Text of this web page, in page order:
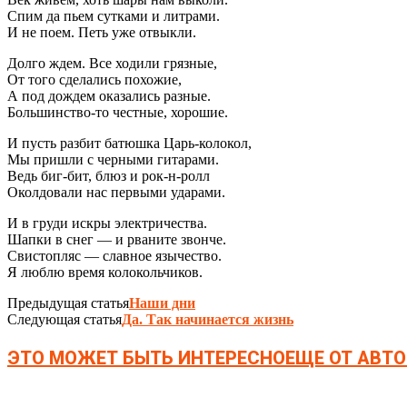
Спим да пьем сутками и литрами.
И не поем. Петь уже отвыкли.
Долго ждем. Все ходили грязные,
От того сделались похожие,
А под дождем оказались разные.
Большинство-то честные, хорошие.
И пусть разбит батюшка Царь-колокол,
Мы пришли с черными гитарами.
Ведь биг-бит, блюз и рок-н-ролл
Околдовали нас первыми ударами.
И в груди искры электричества.
Шапки в снег — и рваните звонче.
Свистопляс — славное язычество.
Я люблю время колокольчиков.
Предыдущая статьяНаши дни
Следующая статьяДа. Так начинается жизнь
ЭТО МОЖЕТ БЫТЬ ИНТЕРЕСНОЕЩЕ ОТ